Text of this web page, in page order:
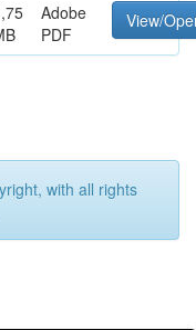
Adobe
PDF
View/
with all rights